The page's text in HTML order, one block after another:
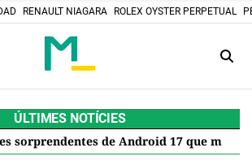
RENAULT NIAGARA ROLEX OYSTER PERPETUAL
ÚLTIMES NOTÍCIES
de Android 17 que mejoran tu Google Pixel